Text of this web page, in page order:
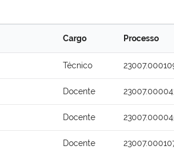
Cargo Processo
Técnico
Docente
Docente
Docente